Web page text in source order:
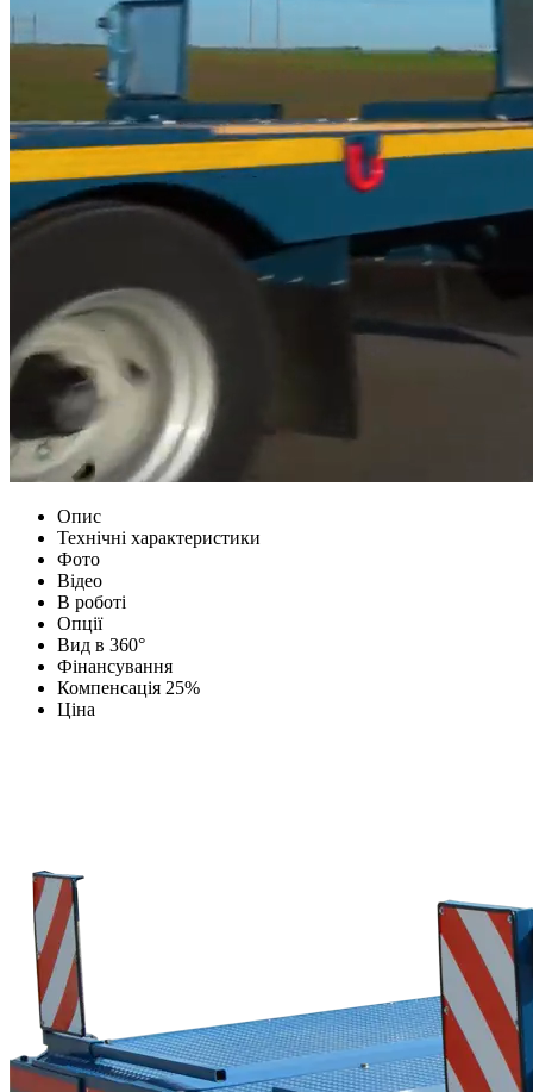
Опис
Технічні характеристики
Фото
Відео
В роботі
Опції
Вид в 360°
Фінансування
Компенсація 25%
Ціна